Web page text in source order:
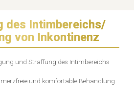
des Intimbereichs/
von Inkontinenz
und Straffung des Intimbereichs
und komfortable Behandlung